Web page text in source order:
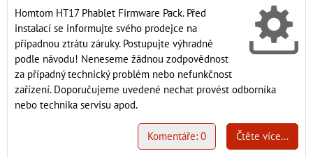
Homtom HT17 Phablet Firmware Pack. Před
instalací se informujte svého prodejce na
případnou ztrátu záruky. Postupujte výhradně
podle návodu! Neneseme žádnou zodpovědnost
za případný technický problém nebo nefunkčnost
zařízení. Doporučujeme uvedené nechat provést odborníka
nebo technika servisu apod.
Čtěte více...
Komentáře: 0